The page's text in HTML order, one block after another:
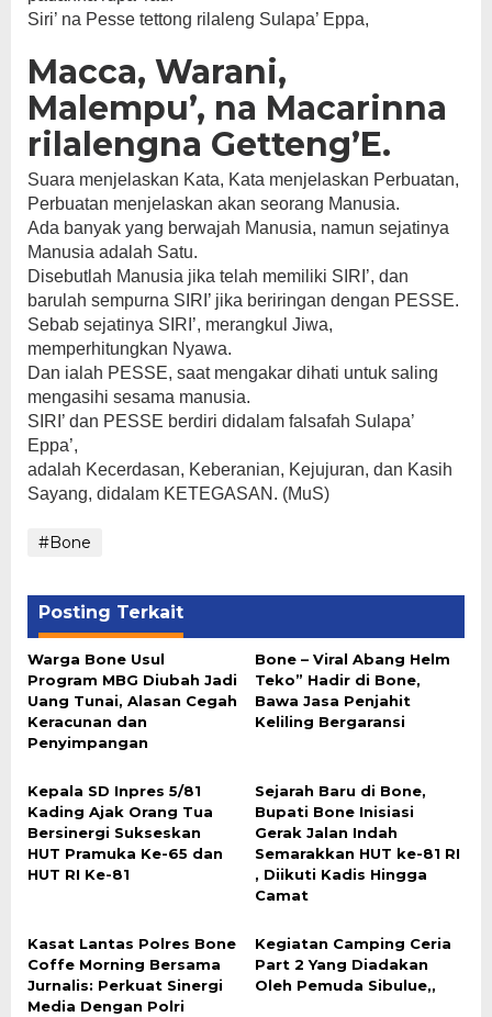
Siri’ na Pesse tettong rilaleng Sulapa’ Eppa,
Macca, Warani,
Malempu’, na Macarinna
rilalengna Getteng’E.
Suara menjelaskan Kata, Kata menjelaskan Perbuatan,
Perbuatan menjelaskan akan seorang Manusia.
Ada banyak yang berwajah Manusia, namun sejatinya
Manusia adalah Satu.
Disebutlah Manusia jika telah memiliki SIRI’, dan
barulah sempurna SIRI’ jika beriringan dengan PESSE.
Sebab sejatinya SIRI’, merangkul Jiwa,
memperhitungkan Nyawa.
Dan ialah PESSE, saat mengakar dihati untuk saling
mengasihi sesama manusia.
SIRI’ dan PESSE berdiri didalam falsafah Sulapa’
Eppa’,
adalah Kecerdasan, Keberanian, Kejujuran, dan Kasih
Sayang, didalam KETEGASAN. (MuS)
#Bone
Posting Terkait
Warga Bone Usul
Program MBG Diubah Jadi
Uang Tunai, Alasan Cegah
Keracunan dan
Penyimpangan
Bone – Viral Abang Helm
Teko” Hadir di Bone,
Bawa Jasa Penjahit
Keliling Bergaransi
Kepala SD Inpres 5/81
Kading Ajak Orang Tua
Bersinergi Sukseskan
HUT Pramuka Ke-65 dan
HUT RI Ke-81
Sejarah Baru di Bone,
Bupati Bone Inisiasi
Gerak Jalan Indah
Semarakkan HUT ke-81 RI
, Diikuti Kadis Hingga
Camat
Kasat Lantas Polres Bone
Coffe Morning Bersama
Jurnalis: Perkuat Sinergi
Media Dengan Polri
Kegiatan Camping Ceria
Part 2 Yang Diadakan
Oleh Pemuda Sibulue,,